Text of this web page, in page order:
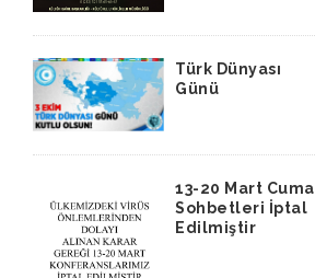
Türk Dünyası
Günü
13-20 Mart Cuma
Sohbetleri İptal
Edilmiştir